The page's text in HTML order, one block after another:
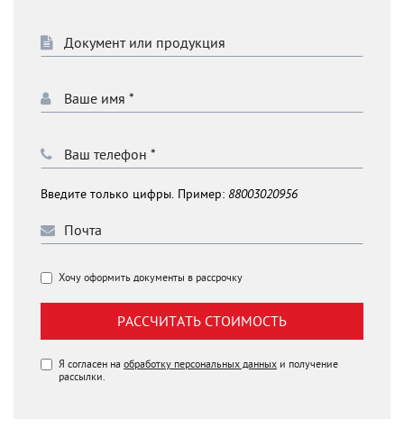
Введите только цифры. Пример: 88003020956
Хочу оформить документы в рассрочку
РАССЧИТАТЬ СТОИМОСТЬ
Я согласен на обработку персональных данных и получение
рассылки.